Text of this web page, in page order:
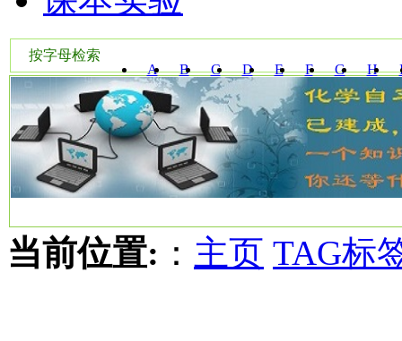
按字母检索
A
B C D E F G H
W Y
当前位置: ： 主页 TAG标